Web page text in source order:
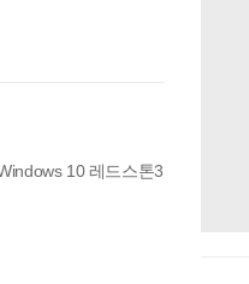
10 레드스톤3